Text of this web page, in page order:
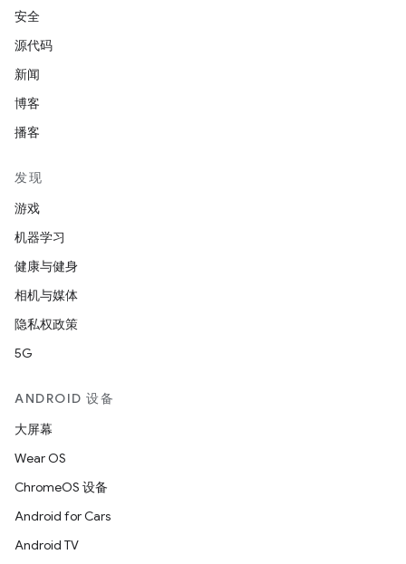
安全
源代码
新闻
博客
播客
发现
游戏
机器学习
健康与健身
相机与媒体
隐私权政策
5G
ANDROID 设备
大屏幕
Wear OS
ChromeOS 设备
Android for Cars
Android TV